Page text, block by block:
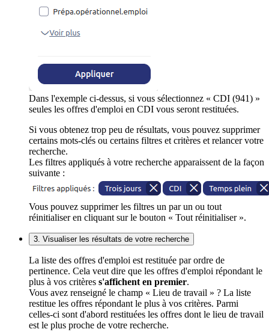
Dans l'exemple ci-dessus, si vous sélectionnez « CDI (941) »
seules les offres d'emploi en CDI vous seront restituées.
Si vous obtenez trop peu de résultats, vous pouvez supprimer
certains mots-clés ou certains filtres et critères et relancer votre
recherche.
Les filtres appliqués à votre recherche apparaissent de la façon
suivante :
Vous pouvez supprimer les filtres un par un ou tout
réinitialiser en cliquant sur le bouton « Tout réinitialiser ».
3. Visualiser les résultats de votre recherche
La liste des offres d'emploi est restituée par ordre de
pertinence. Cela veut dire que les offres d'emploi répondant le
plus à vos critères s'affichent en premier.
Vous avez renseigné le champ « Lieu de travail » ? La liste
restitue les offres répondant le plus à vos critères. Parmi
celles-ci sont d'abord restituées les offres dont le lieu de travail
est le plus proche de votre recherche.